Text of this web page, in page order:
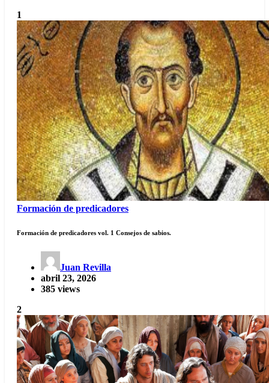
1
Formación de predicadores
Formación de predicadores vol. 1 Consejos de sabios.
Juan Revilla
abril 23, 2026
385 views
2